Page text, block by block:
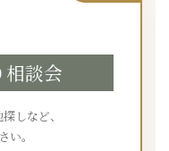
相談会
しなど、
い。